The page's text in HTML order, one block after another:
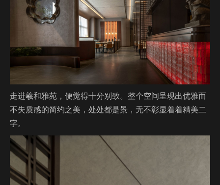
走进羲和雅苑，便觉得十分别致。整个空间呈现出优雅而
不失质感的简约之美，处处都是景，无不彰显着着精美二
字。